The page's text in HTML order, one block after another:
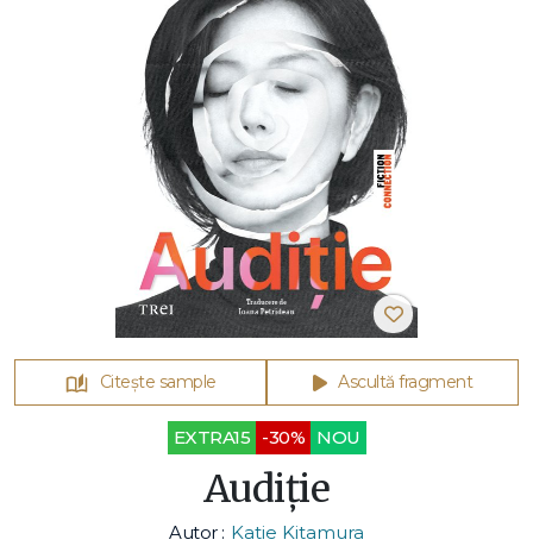
Citește sample Ascultă fragment
EXTRA15 -30% NOU
Audiție
Autor : Katie Kitamura